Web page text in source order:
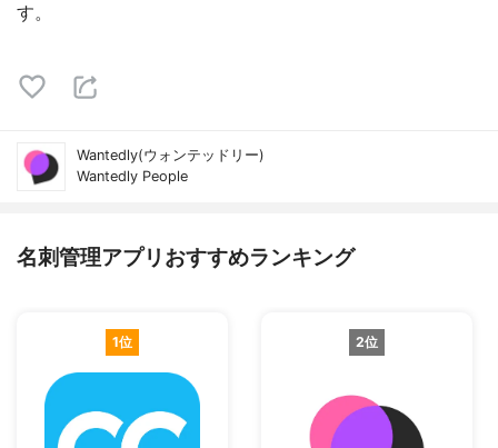
す。
Wantedly(ウォンテッドリー)
Wantedly People
名刺管理アプリおすすめランキング
1位 2位